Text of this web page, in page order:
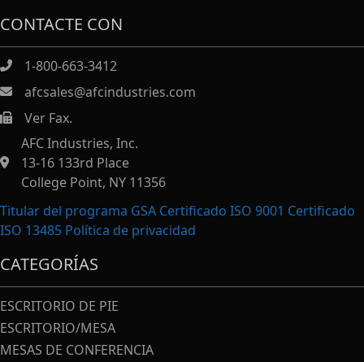
CONTACTE CON
1-800-663-3412
afcsales@afcindustries.com
https://afcindustries.com/contact/#:~:text=Fax
Ver Fax.
AFC Industries, Inc.
13-16 133rd Place
College Point, NY 11356
Titular del programa GSA Certificado ISO 9001 Certificado
ISO 13485 Política de privacidad
CATEGORÍAS
ESCRITORIO DE PIE
ESCRITORIO/MESA
MESAS DE CONFERENCIA